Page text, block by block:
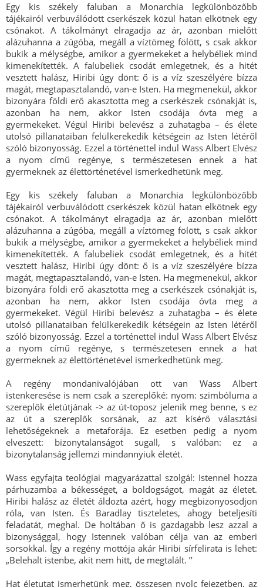
Egy kis székely faluban a Monarchia legkülönbözőbb
tájékairól verbuválódott cserkészek közül hatan elkötnek egy
csónakot. A tákolmányt elragadja az ár, azonban mielőtt
alázuhanna a zúgóba, megáll a víztömeg fölött, s csak akkor
bukik a mélységbe, amikor a gyermekeket a helybéliek mind
kimenekítették. A falubeliek csodát emlegetnek, és a hitét
vesztett halász, Hiribi úgy dönt: ő is a víz szeszélyére bízza
magát, megtapasztalandó, van-e Isten. Ha megmenekül, akkor
bizonyára földi erő akasztotta meg a cserkészek csónakját is,
azonban ha nem, akkor Isten csodája óvta meg a
gyermekeket. Végül Hiribi belevész a zuhatagba – és élete
utolsó pillanataiban felülkerekedik kétségein az Isten létéről
szóló bizonyosság. Ezzel a történettel indul Wass Albert Elvész
a nyom című regénye, s természetesen ennek a hat
gyermeknek az élettörténetével ismerkedhetünk meg.
Egy kis székely faluban a Monarchia legkülönbözőbb
tájékairól verbuválódott cserkészek közül hatan elkötnek egy
csónakot. A tákolmányt elragadja az ár, azonban mielőtt
alázuhanna a zúgóba, megáll a víztömeg fölött, s csak akkor
bukik a mélységbe, amikor a gyermekeket a helybéliek mind
kimenekítették. A falubeliek csodát emlegetnek, és a hitét
vesztett halász, Hiribi úgy dönt: ő is a víz szeszélyére bízza
magát, megtapasztalandó, van-e Isten. Ha megmenekül, akkor
bizonyára földi erő akasztotta meg a cserkészek csónakját is,
azonban ha nem, akkor Isten csodája óvta meg a
gyermekeket. Végül Hiribi belevész a zuhatagba – és élete
utolsó pillanataiban felülkerekedik kétségein az Isten létéről
szóló bizonyosság. Ezzel a történettel indul Wass Albert Elvész
a nyom című regénye, s természetesen ennek a hat
gyermeknek az élettörténetével ismerkedhetünk meg.
A regény mondanivalójában ott van Wass Albert
istenkeresése is nem csak a szereplőké: nyom: szimbóluma a
szereplők életútjának -> az út-toposz jelenik meg benne, s ez
az út a szereplők sorsának, az azt kísérő választási
lehetőségeknek a metaforája. Ez esetben pedig a nyom
elveszett: bizonytalanságot sugall, s valóban: ez a
bizonytalanság jellemzi mindannyiuk életét.
Wass egyfajta teológiai magyarázattal szolgál: Istennel hozza
párhuzamba a békességet, a boldogságot, magát az életet.
Hiribi halász az életét áldozta azért, hogy megbizonyosodjon
róla, van Isten. És Baradlay tiszteletes, ahogy beteljesíti
feladatát, meghal. De holtában ő is gazdagabb lesz azzal a
bizonysággal, hogy Istennek valóban célja van az emberi
sorsokkal. Így a regény mottója akár Hiribi sírfelirata is lehet:
„Belehalt istenbe, akit nem hitt, de megtalált. ’’
Hat életutat ismerhetünk meg, összesen nyolc fejezetben, az